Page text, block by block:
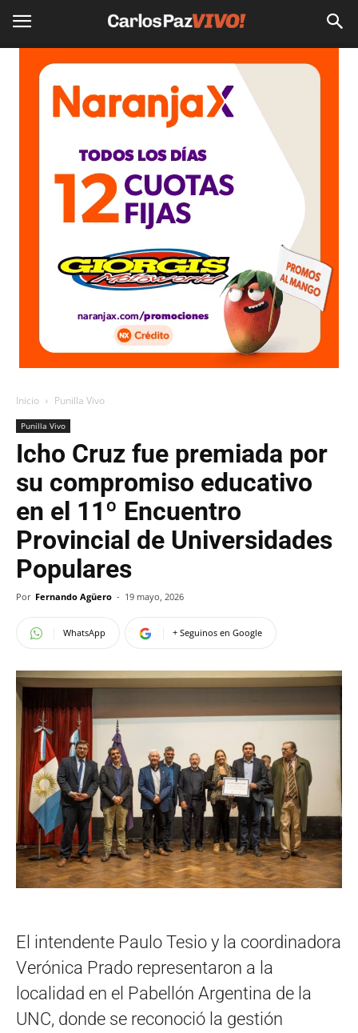
Inicio Punilla Vivo
Punilla Vivo
Icho Cruz fue premiada por
su compromiso educativo
en el 11º Encuentro
Provincial de Universidades
Populares
Por Fernando Agüero - 19 mayo, 2026
WhatsApp + Seguinos en Google
El intendente Paulo Tesio y la coordinadora
Verónica Prado representaron a la
localidad en el Pabellón Argentina de la
UNC, donde se reconoció la gestión